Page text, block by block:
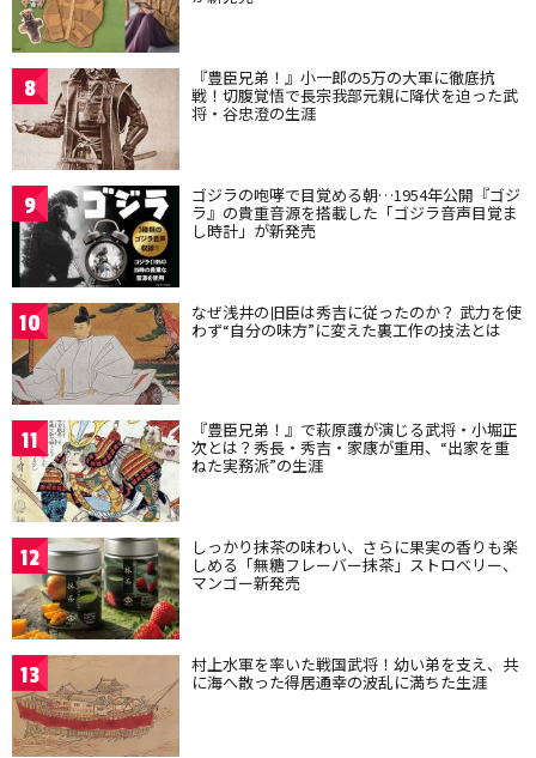
8 『豊臣兄弟！』小一郎の5万の大軍に徹底抗
戦！切腹覚悟で長宗我部元親に降伏を迫った武
将・谷忠澄の生涯
9 ゴジラの咆哮で目覚める朝…1954年公開『ゴジ
ラ』の貴重音源を搭載した「ゴジラ音声目覚ま
し時計」が新発売
10 なぜ浅井の旧臣は秀吉に従ったのか？ 武力を使
わず“自分の味方”に変えた裏工作の技法とは
11 『豊臣兄弟！』で萩原護が演じる武将・小堀正
次とは？秀長・秀吉・家康が重用、“出家を重
ねた実務派”の生涯
12 しっかり抹茶の味わい、さらに果実の香りも楽
しめる「無糖フレーバー抹茶」ストロベリー、
マンゴー新発売
13 村上水軍を率いた戦国武将！幼い弟を支え、共
に海へ散った得居通幸の波乱に満ちた生涯